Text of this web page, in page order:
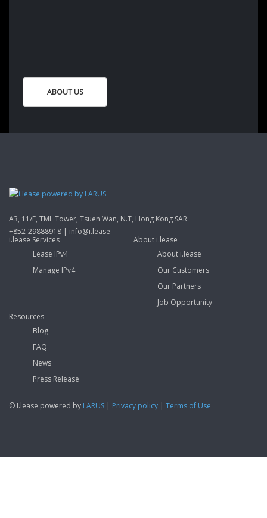
ABOUT US
A3, 11/F, TML Tower, Tsuen Wan, N.T, Hong Kong SAR
+852-29888918 | info@i.lease
i.lease Services
Lease IPv4
Manage IPv4
About i.lease
About i.lease
Our Customers
Our Partners
Job Opportunity
Resources
Blog
FAQ
News
Press Release
© I.lease powered by LARUS | Privacy policy | Terms of Use